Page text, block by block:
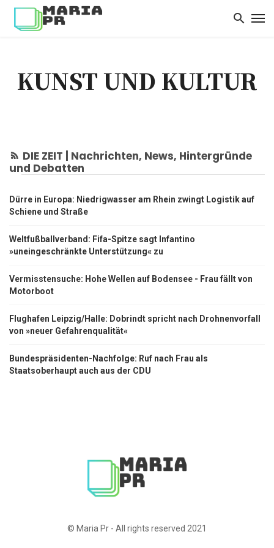
KUNST UND KULTUR
DIE ZEIT | Nachrichten, News, Hintergründe
und Debatten
Dürre in Europa: Niedrigwasser am Rhein zwingt Logistik auf
Schiene und Straße
Weltfußballverband: Fifa-Spitze sagt Infantino
»uneingeschränkte Unterstützung« zu
Vermisstensuche: Hohe Wellen auf Bodensee - Frau fällt von
Motorboot
Flughafen Leipzig/Halle: Dobrindt spricht nach Drohnenvorfall
von »neuer Gefahrenqualität«
Bundespräsidenten-Nachfolge: Ruf nach Frau als
Staatsoberhaupt auch aus der CDU
© Maria Pr - All rights reserved 2021